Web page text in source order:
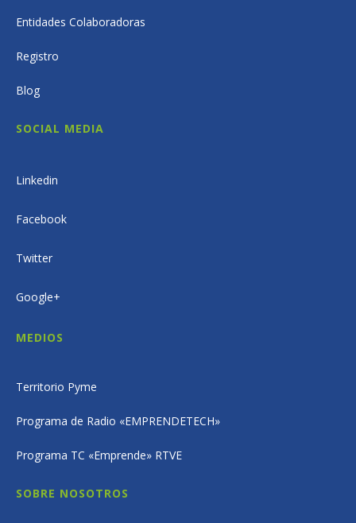
Entidades Colaboradoras
Registro
Blog
SOCIAL MEDIA
Linkedin
Facebook
Twitter
Google+
MEDIOS
Territorio Pyme
Programa de Radio «EMPRENDETECH»
Programa TC «Emprende» RTVE
SOBRE NOSOTROS